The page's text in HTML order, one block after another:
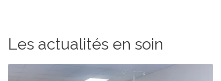
Les actualités en soin